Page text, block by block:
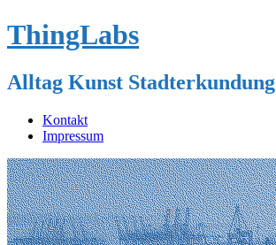
ThingLabs
Alltag Kunst Stadterkundung
Kontakt
Impressum